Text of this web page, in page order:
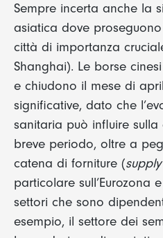
Sempre incerta anche la
asiatica dove
città di importanza
Shanghai). Le borse
e chiudono il mese di
significative, dato che
sanitaria può influire
breve periodo, oltre a
catena di forniture (
particolare sull’Eurozona
settori che sono
esempio, il settore dei